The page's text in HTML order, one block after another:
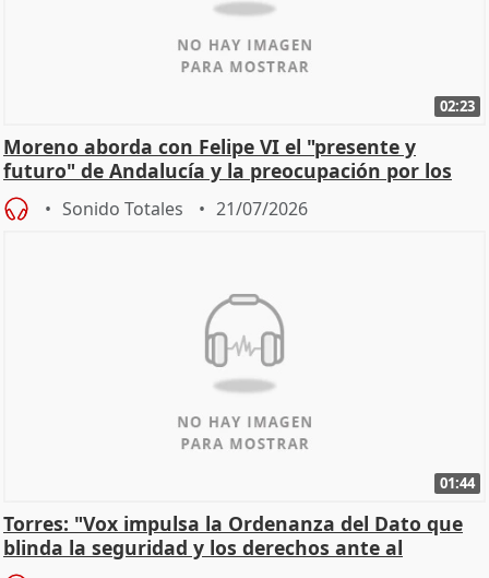
02:23
Moreno aborda con Felipe VI el "presente y
futuro" de Andalucía y la preocupación por los
incendios
Sonido Totales 21/07/2026
01:44
Torres: "Vox impulsa la Ordenanza del Dato que
blinda la seguridad y los derechos ante al
control"